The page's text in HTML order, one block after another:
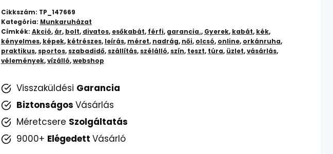
-
Vízálló
és
Szélálló
Védelem
Cikkszám: TP_147669
Kategória: Munkaruházat
Címkék: Akció, ár, bolt, divatos, esőkabát, férfi, garancia., Gyerek, kabát, kék,
kényelmes, képek, kétrészes, leírás, méret, nadrág, női, olcsó, online, orkánruha,
praktikus, sportos, szabadidő, szállítás, szélálló, szín, teszt, túra, üzlet,vásárlás,
vélemények,vízálló,webshop
Visszaküldési Garancia
Biztonságos Vásárlás
Méretcsere Szolgáltatás
9000+ Elégedett Vásárló